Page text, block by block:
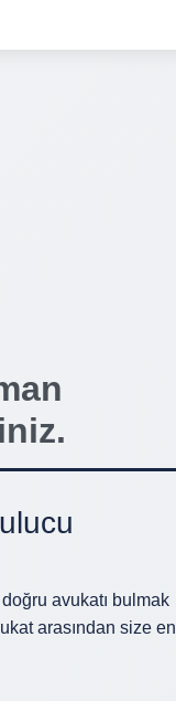
avukatı bulmak
arasından size en